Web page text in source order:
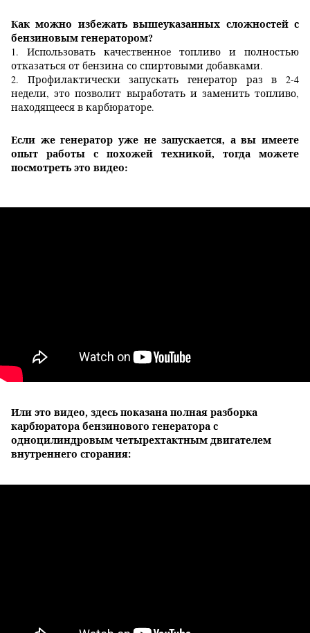
Как можно избежать вышеуказанных сложностей с
бензиновым генератором?
1. Использовать качественное топливо и полностью
отказаться от бензина со спиртовыми добавками.
2. Профилактически запускать генератор раз в 2-4
недели, это позволит выработать и заменить топливо,
находящееся в карбюраторе.
Если же генератор уже не запускается, а вы имеете
опыт работы с похожей техникой, тогда можете
посмотреть это видео:
Или это видео, здесь показана полная разборка
карбюратора бензинового генератора с
одноцилиндровым четырехтактным двигателем
внутреннего сгорания: